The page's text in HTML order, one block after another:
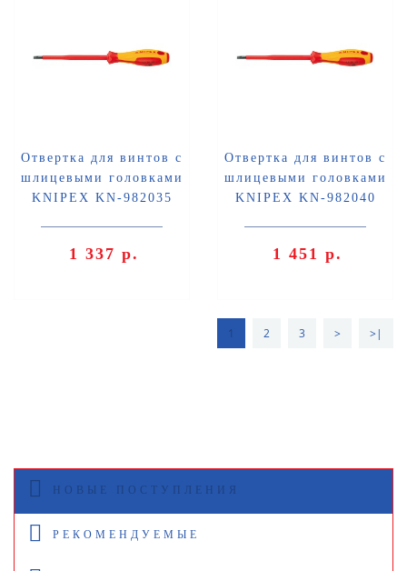
Отвертка для винтов с
шлицевыми головками
KNIPEX KN-982035
1 337 р.
Отвертка для винтов с
шлицевыми головками
KNIPEX KN-982040
1 451 р.
1 2 3 > >|
НОВЫЕ ПОСТУПЛЕНИЯ
РЕКОМЕНДУЕМЫЕ